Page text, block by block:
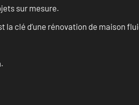
sur mesure.
clé d’une rénovation de maison